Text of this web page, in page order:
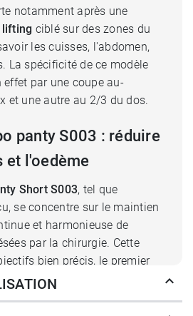
notamment après une
lifting ciblé sur des zones du
les cuisses, l'abdomen,
La spécificité de ce modèle
effet par une coupe au-
et une autre au 2/3 du dos.
panty S003 : réduire
et l'oedème
Short S003, tel que
se concentre sur le maintien
et harmonieuse de
par la chirurgie. Cette
bien précis, le premier
laréaction